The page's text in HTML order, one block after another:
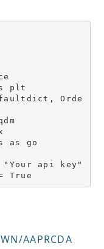
plt
Orde
as go
api key"
True
AAPRCDA